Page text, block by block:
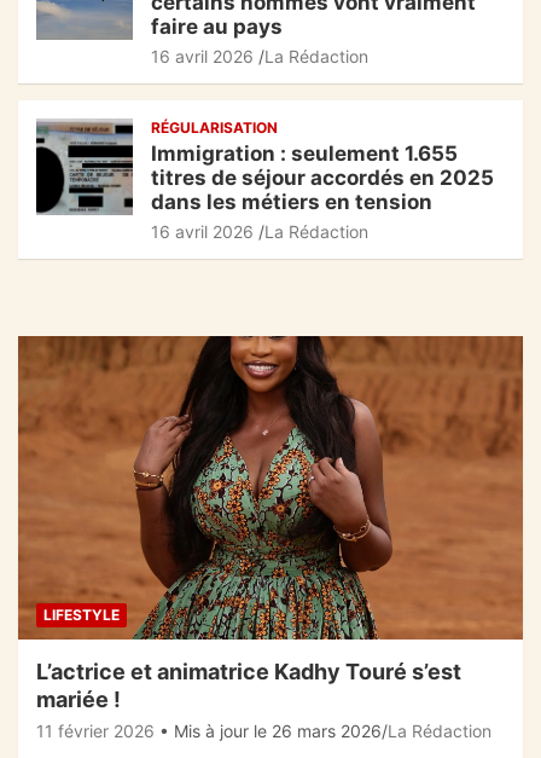
faire au pays
16 avril 2026 La Rédaction
RÉGULARISATION
Immigration : seulement 1.655
titres de séjour accordés en 2025
dans les métiers en tension
16 avril 2026 La Rédaction
LIFESTYLE
L’actrice et animatrice Kadhy Touré s’est
mariée !
11 février 2026 • Mis à jour le 26 mars 2026 La Rédaction